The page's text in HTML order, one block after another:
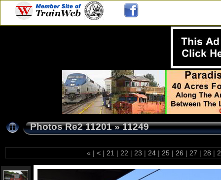
Photos Re2 11201»11249
« | < | 21 | 22 | 23 | 24 | 25 | 26 | 27 | 28 |